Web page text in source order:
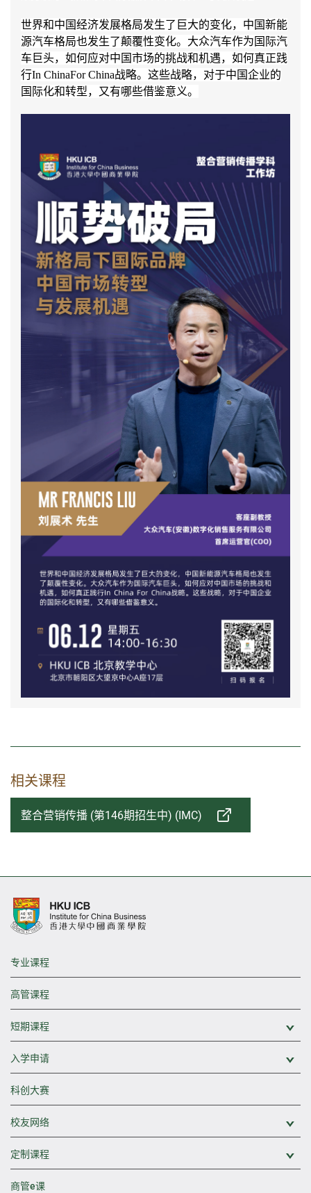
世界和中国经济发展格局发生了巨大的变化，中国新能
源汽车格局也发生了颠覆性变化。大众汽车作为国际汽
车巨头，如何应对中国市场的挑战和机遇，如何真正践
行In ChinaFor China战略。这些战略，对于中国企业的
国际化和转型，又有哪些借鉴意义。
相关课程
整合营销传播 (第146期招生中) (IMC)
专业课程
高管课程
短期课程
入学申请
科创大赛
校友网络
定制课程
商管e课